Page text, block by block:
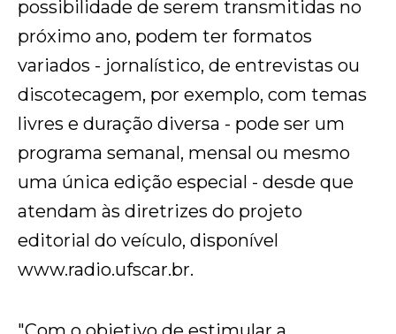
possibilidade de serem transmitidas no
próximo ano, podem ter formatos
variados - jornalístico, de entrevistas ou
discotecagem, por exemplo, com temas
livres e duração diversa - pode ser um
programa semanal, mensal ou mesmo
uma única edição especial - desde que
atendam às diretrizes do projeto
editorial do veículo, disponível
www.radio.ufscar.br.